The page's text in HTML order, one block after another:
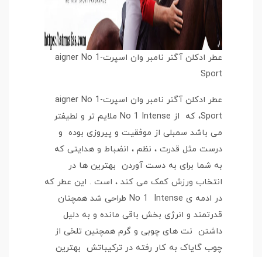
عطر ادکلن آگنر نامبر وان اسپرت-aigner No 1
Sport
عطر ادکلن آگنر نامبر وان اسپرت-aigner No 1
Sport، که از No 1 Intense ملایم تر و لطیفتر
می باشد سمبلی از موفقیت و پیروزی بوده و
درست مثل قدرت ، نظم ، انضباط و هدایتی که
به شما برای به دست آوردن بهترین ها در
انتخاب ورزش کمک می کند ، است . این عطر که
در ادمه ی No 1 Intense طراحی شد همچنان
قدرتمند و انرژی بخش باقی مانده و به دلیل
داشتن نت های چوبی و گرم همچنین تلخی از
چوب گایاک به کار رفته در ترکیباتش بهترین